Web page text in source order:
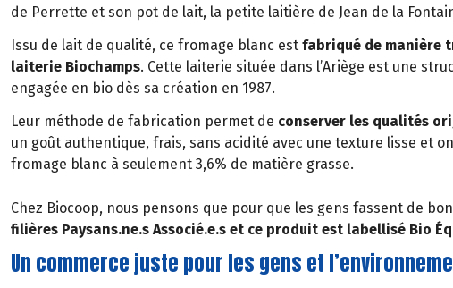
de Perrette et son pot de lait, la petite laitière de Jean de la
Issu de lait de qualité, ce fromage blanc est fabriqué de manière
laiterie Biochamps. Cette laiterie située dans l’Ariège est une
engagée en bio dès sa création en 1987.
Leur méthode de fabrication permet de conserver les qualités
un goût authentique, frais, sans acidité avec une texture lisse et
fromage blanc à seulement 3,6% de matière grasse.
Chez Biocoop, nous pensons que pour que les gens fassent de
filières Paysans.ne.s Associé.e.s et ce produit est labellisé Bio
Un commerce juste pour les gens et